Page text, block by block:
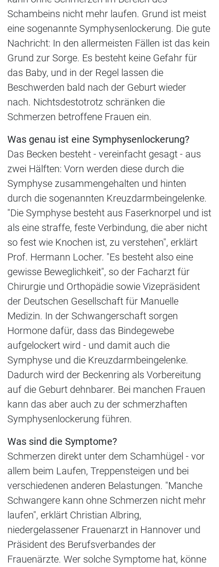
Schambeins nicht mehr laufen. Grund ist meist
eine sogenannte Symphysenlockerung. Die gute
Nachricht: In den allermeisten Fällen ist das kein
Grund zur Sorge. Es besteht keine Gefahr für
das Baby, und in der Regel lassen die
Beschwerden bald nach der Geburt wieder
nach. Nichtsdestotrotz schränken die
Schmerzen betroffene Frauen ein.
Was genau ist eine Symphysenlockerung?
Das Becken besteht - vereinfacht gesagt - aus
zwei Hälften: Vorn werden diese durch die
Symphyse zusammengehalten und hinten
durch die sogenannten Kreuzdarmbeingelenke.
"Die Symphyse besteht aus Faserknorpel und ist
als eine straffe, feste Verbindung, die aber nicht
so fest wie Knochen ist, zu verstehen", erklärt
Prof. Hermann Locher. "Es besteht also eine
gewisse Beweglichkeit", so der Facharzt für
Chirurgie und Orthopädie sowie Vizepräsident
der Deutschen Gesellschaft für Manuelle
Medizin. In der Schwangerschaft sorgen
Hormone dafür, dass das Bindegewebe
aufgelockert wird - und damit auch die
Symphyse und die Kreuzdarmbeingelenke.
Dadurch wird der Beckenring als Vorbereitung
auf die Geburt dehnbarer. Bei manchen Frauen
kann das aber auch zu der schmerzhaften
Symphysenlockerung führen.
Was sind die Symptome?
Schmerzen direkt unter dem Schamhügel - vor
allem beim Laufen, Treppensteigen und bei
verschiedenen anderen Belastungen. "Manche
Schwangere kann ohne Schmerzen nicht mehr
laufen", erklärt Christian Albring,
niedergelassener Frauenarzt in Hannover und
Präsident des Berufsverbandes der
Frauenärzte. Wer solche Symptome hat, könne